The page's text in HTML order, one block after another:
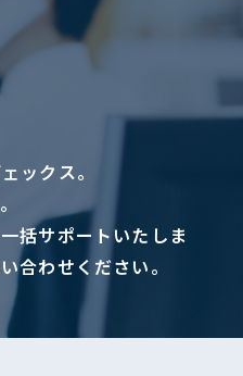
ックス。
括サポートいたしま
合わせください。